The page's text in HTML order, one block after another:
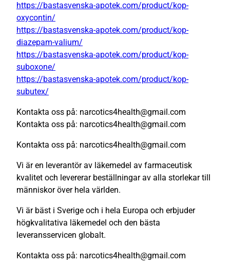
https://bastasvenska-apotek.com/product/kop-
oxycontin/
https://bastasvenska-apotek.com/product/kop-
diazepam-valium/
https://bastasvenska-apotek.com/product/kop-
suboxone/
https://bastasvenska-apotek.com/product/kop-
subutex/
Kontakta oss på: narcotics4health@gmail.com
Kontakta oss på: narcotics4health@gmail.com
Kontakta oss på: narcotics4health@gmail.com
Vi är en leverantör av läkemedel av farmaceutisk
kvalitet och levererar beställningar av alla storlekar till
människor över hela världen.
Vi är bäst i Sverige och i hela Europa och erbjuder
högkvalitativa läkemedel och den bästa
leveransservicen globalt.
Kontakta oss på: narcotics4health@gmail.com